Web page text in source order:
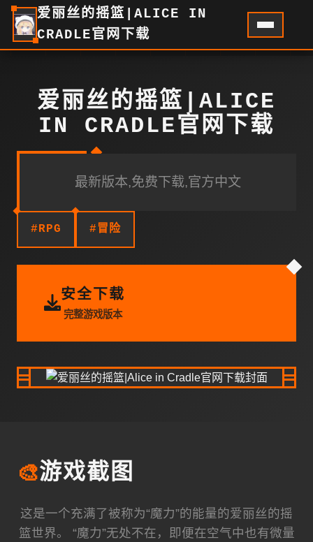
爱丽丝的摇篮|ALICE IN
CRADLE官网下载
爱丽丝的摇篮|ALICE
IN CRADLE官网下载
最新版本,免费下载,官方中文
#RPG #冒险
安全下载
完整游戏版本
🎨游戏截图
这是一个充满了被称为“魔力”的能量的爱丽丝的摇
篮世界。 “魔力”无处不在，即便在空气中也有微量